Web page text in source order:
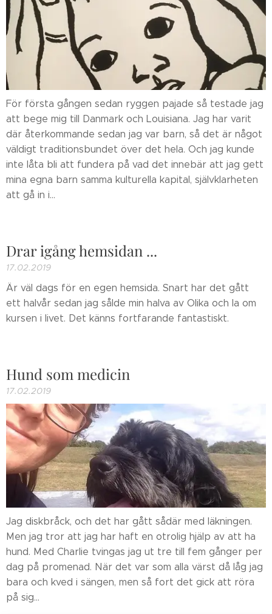
För första gången sedan ryggen pajade så testade jag
att bege mig till Danmark och Louisiana. Jag har varit
där återkommande sedan jag var barn, så det är något
väldigt traditionsbundet över det hela. Och jag kunde
inte låta bli att fundera på vad det innebär att jag gett
mina egna barn samma kulturella kapital, självklarheten
att gå in i...
Drar igång hemsidan ...
17.02.2019
Är väl dags för en egen hemsida. Snart har det gått
ett halvår sedan jag sålde min halva av Olika och la om
kursen i livet. Det känns fortfarande fantastiskt.
Hund som medicin
17.02.2019
Jag diskbråck, och det har gått sådär med läkningen.
Men jag tror att jag har haft en otrolig hjälp av att ha
hund. Med Charlie tvingas jag ut tre till fem gånger per
dag på promenad. När det var som alla värst då låg jag
bara och kved i sängen, men så fort det gick att röra
på sig...